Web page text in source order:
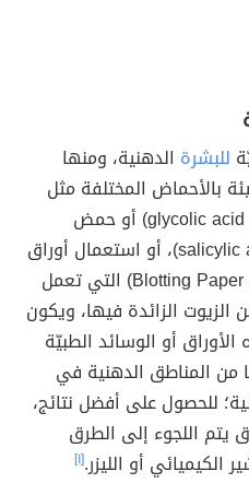
للبشرة الدهنية، ومنها
بالأحماض المختلفة مثل
حمض الجليكوليك (بالإنجليزية: glycolic acid) أو حمض
الساليسيليك (بالإنجليزية: salicylic acid)، أو استعمال أوراق
النشاف التجميلية (بالإنجليزية: Blotting Paper) التي تعمل
الزائدة فيها، ويكون
أو الوسائد الطبيّة
من المناطق الدهنية في
وتركها لمدّة 15-20 ثانية؛ للحصول على أفضل نتائج،
اللجوء إلى الطرق
الكيميائي أو الليزر.[١]